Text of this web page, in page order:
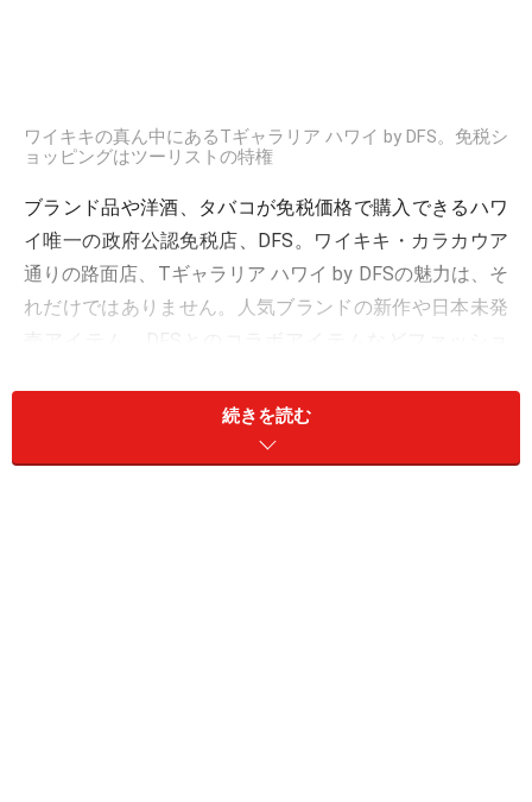
ワイキキの真ん中にあるTギャラリア ハワイ by DFS。免税シ
ョッピングはツーリストの特権
ブランド品や洋酒、タバコが免税価格で購入できるハワ
イ唯一の政府公認免税店、DFS。ワイキキ・カラカウア
通りの路面店、Tギャラリア ハワイ by DFSの魅力は、そ
れだけではありません。人気ブランドの新作や日本未発
て、お土産にぴったりなフード類も豊富に揃うワイキキ
のショッピングスポットなのです。
※2013年秋、DFSギャラリア・ワイキキから店名変更。
続きを読む